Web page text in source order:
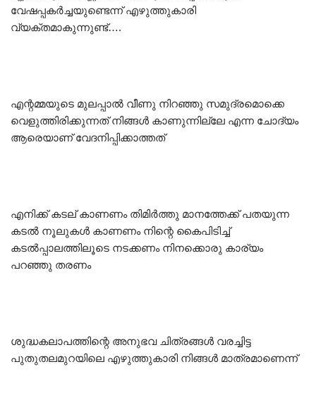
വേഷപ്പകർച്ചയുണ്ടെന്ന് എഴുത്തുകാരി
വ്യക്തമാകുന്നുണ്ട്….
എന്റമ്മയുടെ മുലപ്പാൽ വീണു നിറഞ്ഞു സമുദ്രമൊക്കെ
വെളുത്തിരിക്കുന്നത് നിങ്ങൾ കാണുന്നില്ലേ എന്ന ചോദ്യം
ആരെയാണ് വേദനിപ്പിക്കാത്തത്
എനിക്ക് കടല് കാണണം തിമിർത്തു മാനത്തേക്ക് പതയുന്ന
കടൽ നൂലുകൾ കാണണം നിന്റെ കൈപിടിച്ച്
കടൽപ്പാലത്തിലൂടെ നടക്കണം നിനക്കൊരു കാര്യം
പറഞ്ഞു തരണം
ശുദ്ധകലാപത്തിന്റെ അനുഭവ ചിത്രങ്ങൾ വരച്ചിട്ട
പുതുതലമുറയിലെ എഴുത്തുകാരി നിങ്ങൾ മാത്രമാണെന്ന്